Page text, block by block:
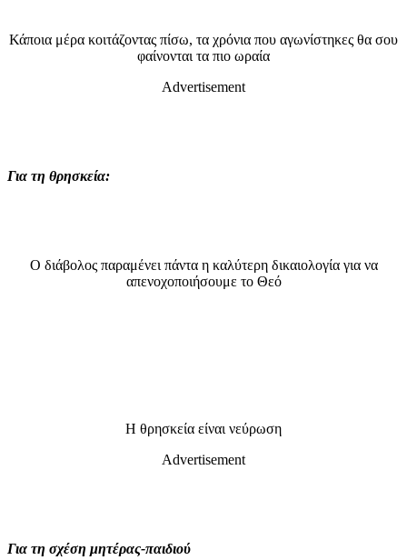
Κάποια μέρα κοιτάζοντας πίσω, τα χρόνια που αγωνίστηκες θα σου
φαίνονται τα πιο ωραία
Advertisement
Για τη θρησκεία:
Ο διάβολος παραμένει πάντα η καλύτερη δικαιολογία για να
απενοχοποιήσουμε το Θεό
Η θρησκεία είναι νεύρωση
Advertisement
Για τη σχέση μητέρας-παιδιού